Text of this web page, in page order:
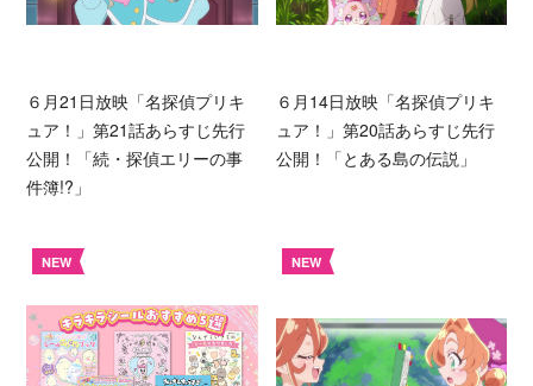
６月21日放映「名探偵プリキ
ュア！」第21話あらすじ先行
公開！「続・探偵エリーの事
件簿!?」
６月14日放映「名探偵プリキ
ュア！」第20話あらすじ先行
公開！「とある島の伝説」
NEW NEW